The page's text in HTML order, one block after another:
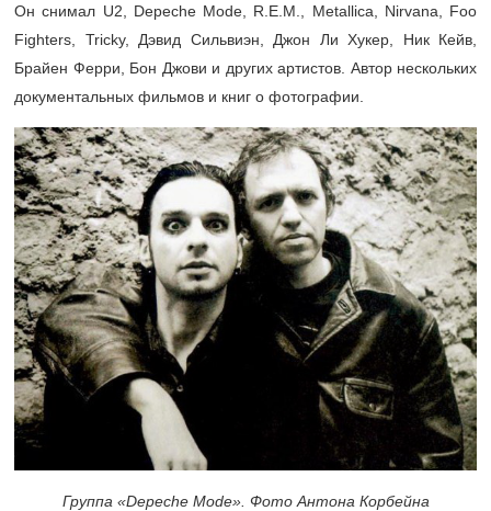
Он снимал U2, Depeche Mode, R.E.M., Metallica, Nirvana, Foo
Fighters, Tricky, Дэвид Сильвиэн, Джон Ли Хукер, Ник Кейв,
Брайен Ферри, Бон Джови и других артистов. Автор нескольких
документальных фильмов и книг о фотографии.
Группа «Depeche Mode». Фото Антона Корбейна